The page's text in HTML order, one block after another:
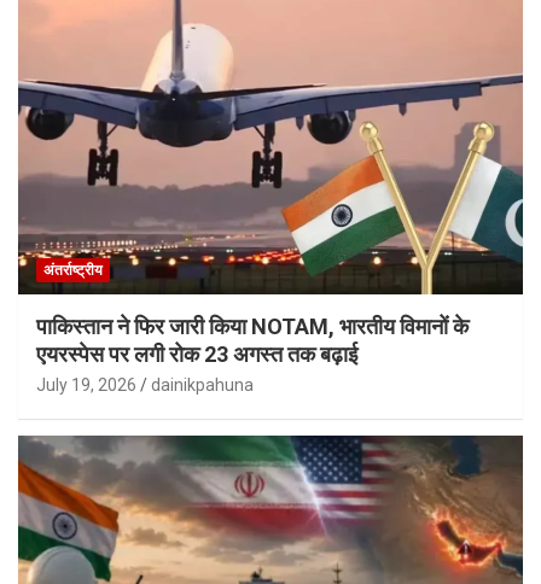
अंतर्राष्ट्रीय
पाकिस्तान ने फिर जारी किया NOTAM, भारतीय विमानों के
एयरस्पेस पर लगी रोक 23 अगस्त तक बढ़ाई
July 19, 2026 dainikpahuna